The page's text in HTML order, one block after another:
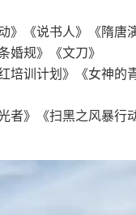
》《说书人》《隋唐
婚规》《文刀》
培训计划》《女神的
者》《扫黑之风暴行